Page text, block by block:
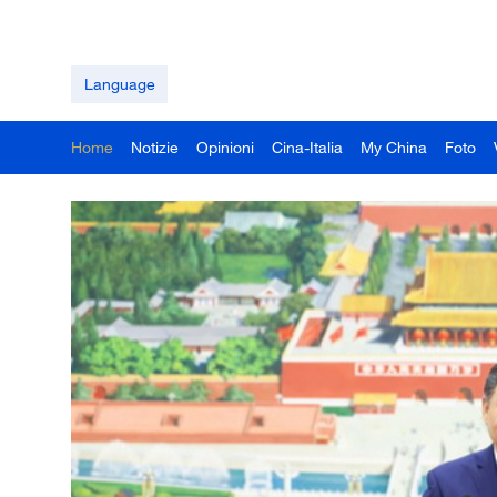
Language
Home Notizie Opinioni Cina-Italia My China Foto